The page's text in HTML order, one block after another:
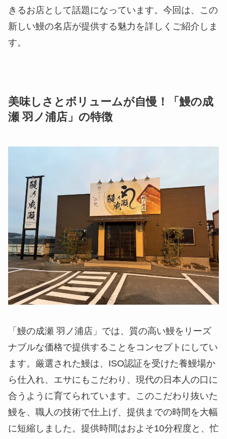
きるお店として話題になっています。今回は、この
新しい鰻の名店が提供する魅力を詳しくご紹介しま
す。
美味しさとボリュームが自慢！「鰻の成
瀬 羽ノ浦店」の特徴
「鰻の成瀬 羽ノ浦店」では、質の高い鰻をリーズ
ナブルな価格で提供することをコンセプトにしてい
ます。厳選された鰻は、ISO認証を受けた養鰻場か
ら仕入れ、エサにもこだわり、現代の日本人の口に
合うように育てられています。このこだわり抜いた
鰻を、職人の技術で仕上げ、提供までの時間を大幅
に短縮しました。提供時間はおよそ10分程度と、忙